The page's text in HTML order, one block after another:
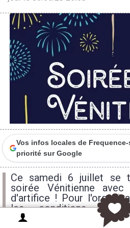
Vos infos locales de
priorité sur Google
Ce samedi 6 juillet se
soirée Vénitienne
d'artifice ! Pour
les conditions de
stationnement sont